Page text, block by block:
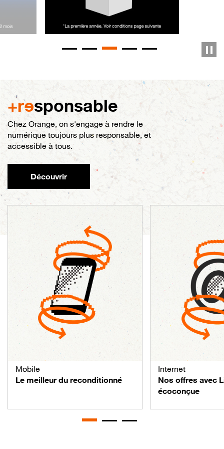
+responsable
Chez Orange, on s'engage à rendre le
numérique toujours plus responsable, et
accessible à tous.
Découvrir
Mobile
Le meilleur du reconditionné
Internet
Nos offres avec
écoconçue